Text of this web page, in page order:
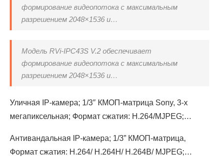
формирование видеопотока с максимальным
разрешением 2048×1536 и…
Модель RVi-IPC43S V.2 обеспечивает
формирование видеопотока с максимальным
разрешением 2048×1536 и…
Уличная IP-камера; 1/3″ КМОП-матрица Sony, 3-х
мегапиксельная; Формат сжатия: H.264/MJPEG;…
Антивандальная IP-камера; 1/3” КМОП-матрица,
Формат сжатия: H.264/ H.264H/ H.264B/ MJPEG;…